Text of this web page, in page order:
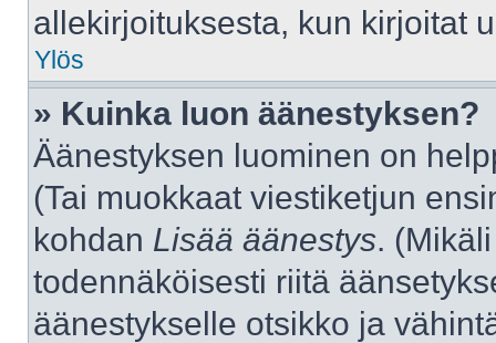
allekirjoituksesta, kun kirjoitat
Ylös
» Kuinka luon äänestyksen?
Äänestyksen luominen on
(Tai muokkaat viestiketjun
kohdan Lisää äänestys.
todennäköisesti riitä
äänestykselle otsikko ja